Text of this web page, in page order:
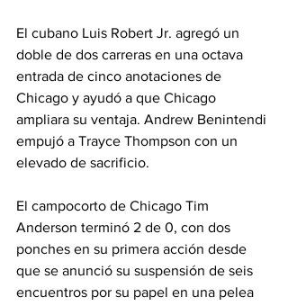
El cubano Luis Robert Jr. agregó un
doble de dos carreras en una octava
entrada de cinco anotaciones de
Chicago y ayudó a que Chicago
ampliara su ventaja. Andrew Benintendi
empujó a Trayce Thompson con un
elevado de sacrificio.
El campocorto de Chicago Tim
Anderson terminó 2 de 0, con dos
ponches en su primera acción desde
que se anunció su suspensión de seis
encuentros por su papel en una pelea